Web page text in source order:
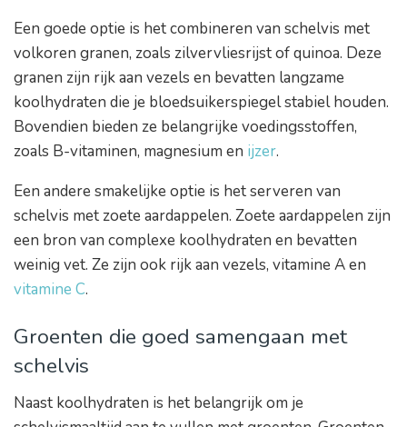
Een goede optie is het combineren van schelvis met
volkoren granen, zoals zilvervliesrijst of quinoa. Deze
granen zijn rijk aan vezels en bevatten langzame
koolhydraten die je bloedsuikerspiegel stabiel houden.
Bovendien bieden ze belangrijke voedingsstoffen,
zoals B-vitaminen, magnesium en ijzer.
Een andere smakelijke optie is het serveren van
schelvis met zoete aardappelen. Zoete aardappelen zijn
een bron van complexe koolhydraten en bevatten
weinig vet. Ze zijn ook rijk aan vezels, vitamine A en
vitamine C.
Groenten die goed samengaan met
schelvis
Naast koolhydraten is het belangrijk om je